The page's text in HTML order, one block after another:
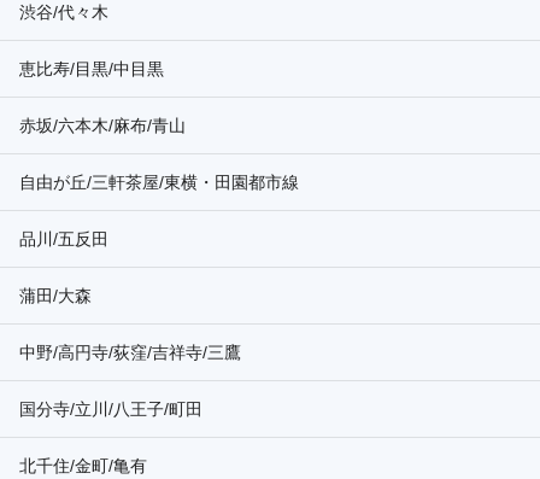
渋谷/代々木
恵比寿/目黒/中目黒
赤坂/六本木/麻布/青山
自由が丘/三軒茶屋/東横・田園都市線
品川/五反田
蒲田/大森
中野/高円寺/荻窪/吉祥寺/三鷹
国分寺/立川/八王子/町田
北千住/金町/亀有